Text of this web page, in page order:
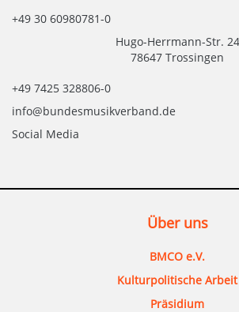
+49 30 60980781-0
Hugo-Herrmann-Str. 24
78647 Trossingen
+49 7425 328806-0
info@bundesmusikverband.de
Social Media
Über uns
BMCO e.V.
Kulturpolitische Arbeit
Präsidium